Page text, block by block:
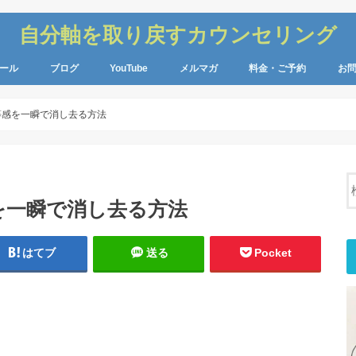
自分軸を取り戻すカウンセリング
ル ブログ YouTube メルマガ 料金・ご予約 お
を一瞬で消し去る方法
瞬で消し去る方法
はてブ 送る Pocket